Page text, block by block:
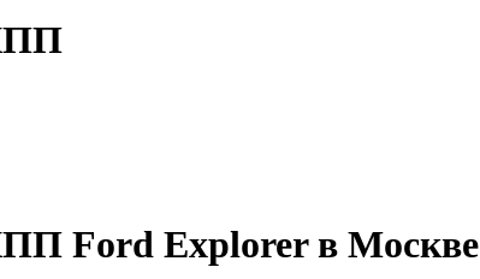
Ford Explorer в Москве